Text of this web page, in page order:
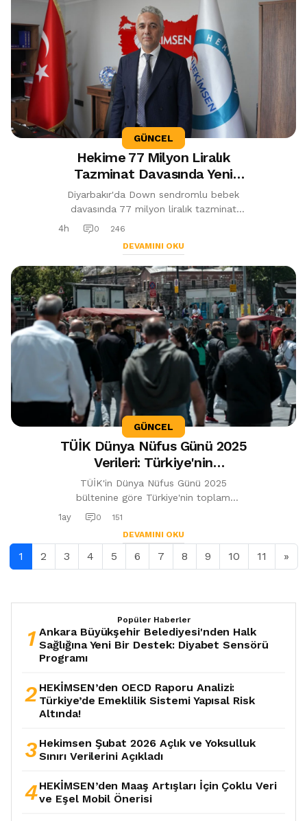
GÜNCEL
Hekime 77 Milyon Liralık
Tazminat Davasında Yeni
Gelişme: İstinaf Kararı
Sonrası Haciz Tartışması
Diyarbakır'da Down sendromlu bebek
davasında 77 milyon liralık tazminat
kararı sonrası mal varlığına haciz
mahkemesi ...
4h 0
246
DEVAMINI OKU
GÜNCEL
TÜİK Dünya Nüfus Günü 2025
Verileri: Türkiye'nin
Doğurganlık Hızı Dünya
Ortalamasının Altında
TÜİK'in Dünya Nüfus Günü 2025
bültenine göre Türkiye'nin toplam
doğurganlık hızı 1,42 çocuk ile dünya
beklenen...
1ay 0
151
DEVAMINI OKU
1 2 3 4 5 6 7 8 9 10 11 »
Popüler Haberler
1 Ankara Büyükşehir Belediyesi'nden Halk
Sağlığına Yeni Bir Destek: Diyabet Sensörü
Programı
2 HEKİMSEN’den OECD Raporu Analizi:
Türkiye’de Emeklilik Sistemi Yapısal Risk
Altında!
3 Hekimsen Şubat 2026 Açlık ve Yoksulluk
Sınırı Verilerini Açıkladı
4 HEKİMSEN’den Maaş Artışları İçin Çoklu Veri
ve Eşel Mobil Önerisi